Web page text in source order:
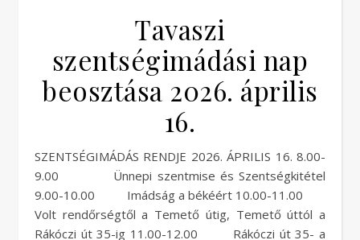
Tavaszi
szentségimádási nap
beosztása 2026. április
16.
SZENTSÉGIMÁDÁS RENDJE 2026. ÁPRILIS 16. 8.00-
9.00 Ünnepi szentmise és Szentségkitétel
9.00-10.00 Imádság a békéért 10.00-11.00
Volt rendőrségtől a Temető útig, Temető úttól a
Rákóczi út 35-ig 11.00-12.00 Rákóczi út 35- a